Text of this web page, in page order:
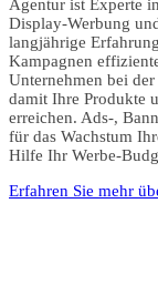
Agentur ist Experte
Display-Werbung
langjährige
Kampagnen
Unternehmen bei
damit Ihre Produkte
erreichen. Ads-,
für das Wachstum
Hilfe Ihr Werbe-
Erfahren Sie mehr